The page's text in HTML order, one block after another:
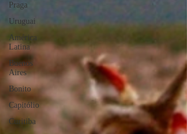
Praga
Uruguai
América
Latina
Buenos
Aires
Bonito
Capitólio
Curitiba